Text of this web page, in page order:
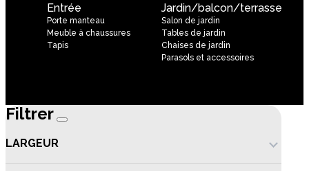
Entrée
Porte manteau
Meuble à chaussures
Tapis
Jardin/balcon/terrasse
Salon de jardin
Tables de jardin
Chaises de jardin
Parasols et accessoires
Filtrer
LARGEUR